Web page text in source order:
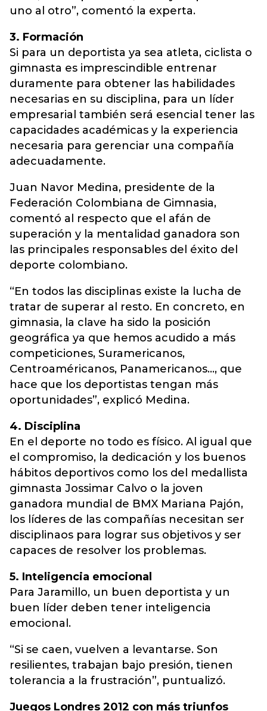
uno al otro”, comentó la experta.
3. Formación
Si para un deportista ya sea atleta, ciclista o
gimnasta es imprescindible entrenar
duramente para obtener las habilidades
necesarias en su disciplina, para un líder
empresarial también será esencial tener las
capacidades académicas y la experiencia
necesaria para gerenciar una compañía
adecuadamente.
Juan Navor Medina, presidente de la
Federación Colombiana de Gimnasia,
comentó al respecto que el afán de
superación y la mentalidad ganadora son
las principales responsables del éxito del
deporte colombiano.
“En todos las disciplinas existe la lucha de
tratar de superar al resto. En concreto, en
gimnasia, la clave ha sido la posición
geográfica ya que hemos acudido a más
competiciones, Suramericanos,
Centroaméricanos, Panamericanos..., que
hace que los deportistas tengan más
oportunidades”, explicó Medina.
4. Disciplina
En el deporte no todo es físico. Al igual que
el compromiso, la dedicación y los buenos
hábitos deportivos como los del medallista
gimnasta Jossimar Calvo o la joven
ganadora mundial de BMX Mariana Pajón,
los líderes de las compañías necesitan ser
disciplinaos para lograr sus objetivos y ser
capaces de resolver los problemas.
5. Inteligencia emocional
Para Jaramillo, un buen deportista y un
buen líder deben tener inteligencia
emocional.
“Si se caen, vuelven a levantarse. Son
resilientes, trabajan bajo presión, tienen
tolerancia a la frustración”, puntualizó.
Juegos Londres 2012 con más triunfos